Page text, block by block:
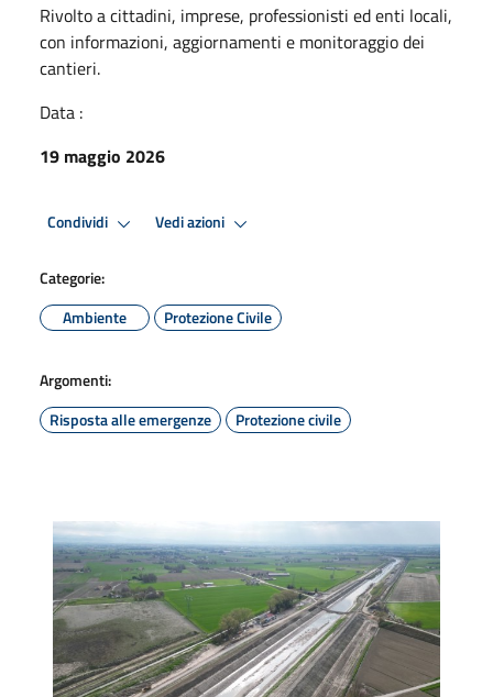
Rivolto a cittadini, imprese, professionisti ed enti locali,
con informazioni, aggiornamenti e monitoraggio dei
cantieri.
Data :
19 maggio 2026
Condividi Vedi azioni
Categorie:
Ambiente
Protezione Civile
Argomenti:
Risposta alle emergenze
Protezione civile